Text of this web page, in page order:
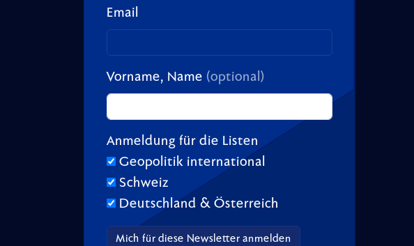
Email
Vorname, Name (optional)
Anmeldung für die Listen
Geopolitik international
Schweiz
Deutschland & Österreich